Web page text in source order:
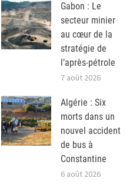
Gabon : Le
secteur minier
au cœur de la
stratégie de
l’après-pétrole
7 août 2026
Algérie : Six
morts dans un
nouvel accident
de bus à
Constantine
6 août 2026